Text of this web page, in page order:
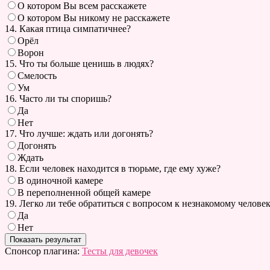
О котором Вы всем расскажете
О котором Вы никому не расскажете
14. Какая птица симпатичнее?
Орёл
Ворон
15. Что ты больше ценишь в людях?
Смелость
Ум
16. Часто ли ты споришь?
Да
Нет
17. Что лучше: ждать или догонять?
Догонять
Ждать
18. Если человек находится в тюрьме, где ему хуже?
В одиночной камере
В переполненной общей камере
19. Легко ли тебе обратиться с вопросом к незнакомому
Да
Нет
Спонсор плагина: Тесты для девочек